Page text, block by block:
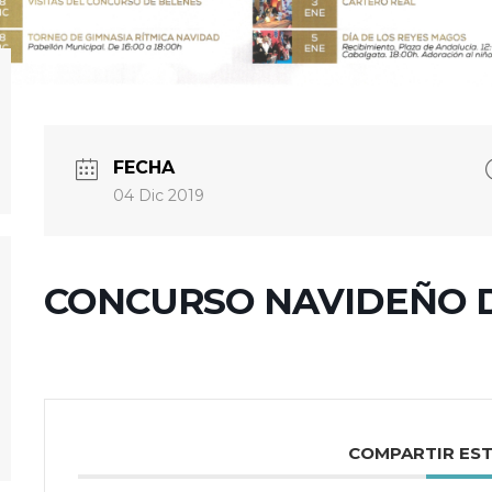
FECHA
04 Dic 2019
CONCURSO NAVIDEÑO
COMPARTIR